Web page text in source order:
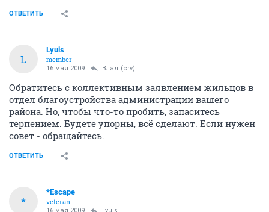
ОТВЕТИТЬ
L
Lyuis
member
16 мая 2009 Влад (crv)
Обратитесь с коллективным заявлением жильцов в
отдел благоустройства администрации вашего
района. Но, чтобы что-то пробить, запаситесь
терпением. Будете упорны, всё сделают. Если нужен
совет - обращайтесь.
ОТВЕТИТЬ
*
*Escape
veteran